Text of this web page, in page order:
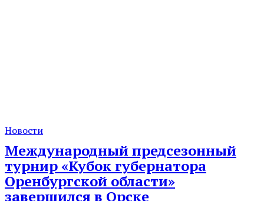
Новости
Международный предсезонный
турнир «Кубок губернатора
Оренбургской области»
завершился в Орске